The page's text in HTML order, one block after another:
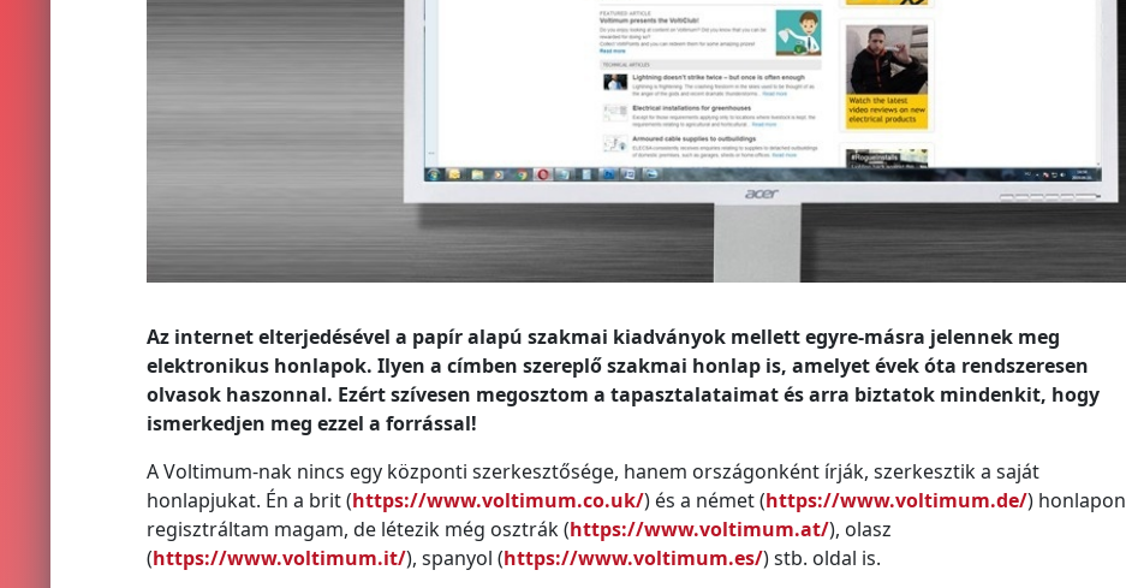
Az internet elterjedésével a papír alapú szakmai kiadványok mellett egyre-másra jelennek meg
elektronikus honlapok. Ilyen a címben szereplő szakmai honlap is, amelyet évek óta rendszeresen
olvasok haszonnal. Ezért szívesen megosztom a tapasztalataimat és arra biztatok mindenkit, hogy
ismerkedjen meg ezzel a forrással!
A Voltimum-nak nincs egy központi szerkesztősége, hanem országonként írják, szerkesztik a saját
honlapjukat. Én a brit (https://www.voltimum.co.uk/) és a német (https://www.voltimum.de/) honlapon
regisztráltam magam, de létezik még osztrák (https://www.voltimum.at/), olasz
(https://www.voltimum.it/), spanyol (https://www.voltimum.es/) stb. oldal is.